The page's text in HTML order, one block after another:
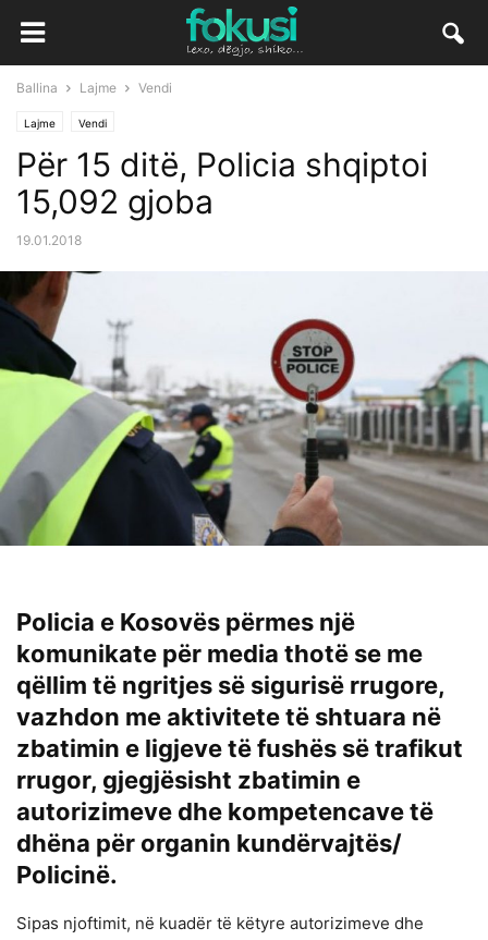
Ballina Lajme Vendi
Lajme Vendi
Për 15 ditë, Policia shqiptoi
15,092 gjoba
19.01.2018
Policia e Kosovës përmes një
komunikate për media thotë se me
qëllim të ngritjes së sigurisë rrugore,
vazhdon me aktivitete të shtuara në
zbatimin e ligjeve të fushës së trafikut
rrugor, gjegjësisht zbatimin e
autorizimeve dhe kompetencave të
dhëna për organin kundërvajtës/
Policinë.
Sipas njoftimit, në kuadër të këtyre autorizimeve dhe